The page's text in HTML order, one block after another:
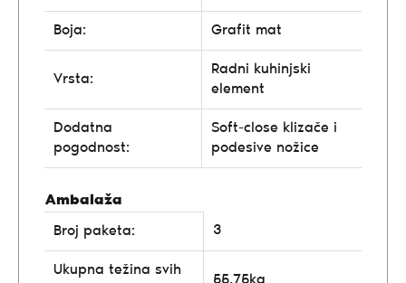
Boja: Grafit mat
Vrsta:
Radni kuhinjski
element
Dodatna
pogodnost:
Soft-close klizače i
podesive nožice
Ambalaža
Broj paketa:
3
Ukupna težina svih
55,75kg